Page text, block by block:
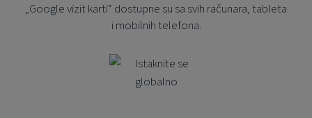
„Google vizit karti“ dostupne su sa svih računara, tableta
i mobilnih telefona.